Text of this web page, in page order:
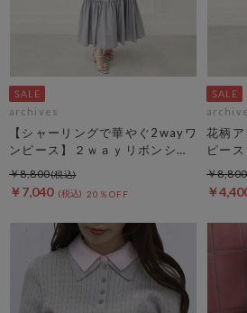
archives
【シャーリングで華やぐ2wayワ
ンピース】２ｗａｙリボンシャ
ーリングノースリワンピース
￥7,040 20％OFF
￥8,800
花柄
ピース
￥
￥8,800